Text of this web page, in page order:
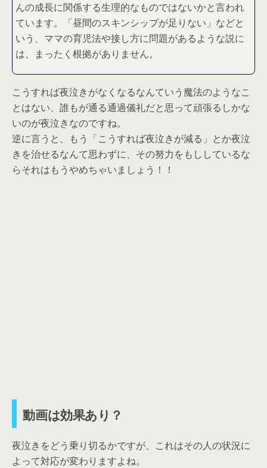
んの成長に関係する生理的なものではないかと言われ
ています。「昼間のスキンシップが足りない」などと
いう、ママの育児法や接し方に問題があるような説に
は、まったく根拠がありません。
こうすれば夜泣きがなくなるなんていう魔法のようなこ
とはない、誰もが通る通過儀礼だと思って頑張るしかな
いのが夜泣きなのですね。
逆に言うと、もう「こうすれば夜泣きが減る」とか夜泣
きを治せるなんて思わずに、その努力をもししているな
らそれはもうやめちゃいましょう！！
動画は効果あり？
夜泣きをどう乗り切るかですが、これはその人の状況に
よって対応が変わりますよね。